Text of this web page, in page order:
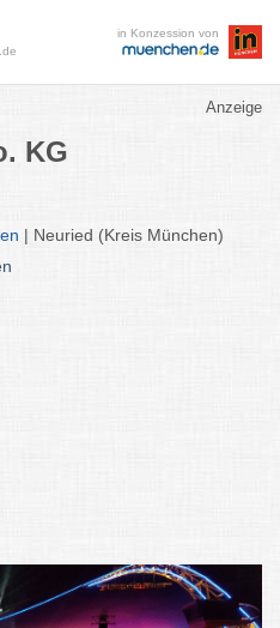
in Konzession von
Anzeige
KG
| Neuried (Kreis München)